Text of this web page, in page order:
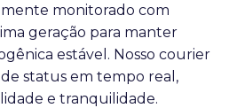
monitorado com
geração para manter
estável. Nosso courier
status em tempo real,
e tranquilidade.